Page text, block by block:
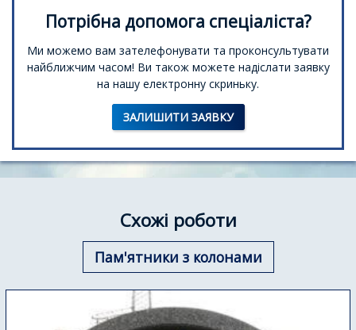
Потрібна допомога спеціаліста?
Ми можемо вам зателефонувати та проконсультувати
найближчим часом! Ви також можете надіслати заявку
на нашу електронну скриньку.
ЗАЛИШИТИ ЗАЯВКУ
Схожі роботи
Пам'ятники з колонами